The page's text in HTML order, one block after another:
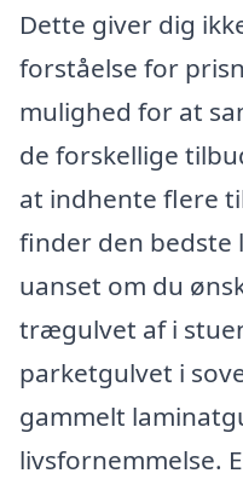
Dette giver dig
forståelse for
mulighed for at
de forskellige
at indhente flere
finder den bedste
uanset om du
trægulvet af i
parketgulvet i
gammelt
livsfornemmelse.